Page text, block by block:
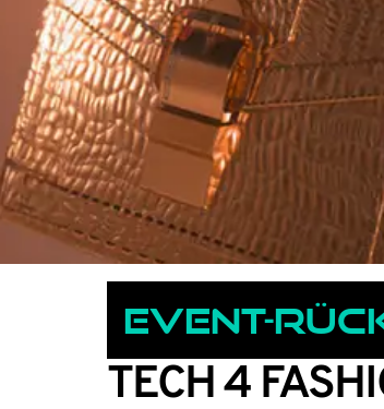
Event-
TECH 4